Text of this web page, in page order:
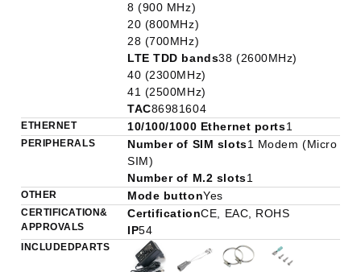
8 (900 MHz)
20 (800MHz)
28 (700MHz)
LTE TDD bands38 (2600MHz)
40 (2300MHz)
41 (2500MHz)
TAC86981604
ETHERNET 10/100/1000 Ethernet ports1
PERIPHERALS Number of SIM slots1 Modem (Micro
SIM)
Number of M.2 slots1
OTHER Mode buttonYes
CERTIFICATION &
APPROVALS
CertificationCE, EAC, ROHS
IP54
INCLUDED PARTS